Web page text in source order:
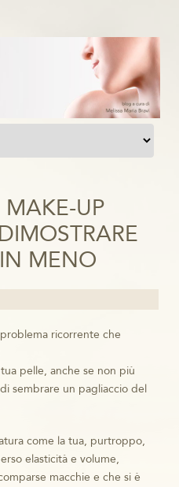
UP
MENO
ricorrente che
pelle, anche se non più
sembrare un pagliaccio del
come la tua, purtroppo,
elasticità e volume,
macchie e che si è